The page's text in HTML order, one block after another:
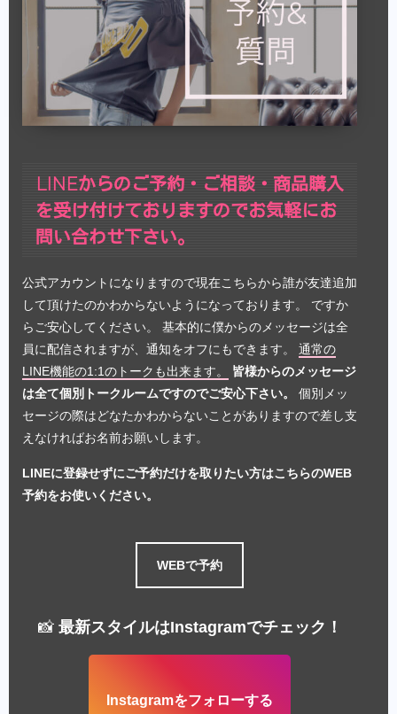
LINEからのご予約・ご相談・商品購入
を受け付けておりますのでお気軽にお
問い合わせ下さい。
公式アカウントになりますので現在こちらから誰が友達追加
して頂けたのかわからないようになっております。 ですか
らご安心してください。 基本的に僕からのメッセージは全
員に配信されますが、通知をオフにもできます。 通常の
LINE機能の1:1のトークも出来ます。
皆様からのメッセージ
は全て個別トークルームですのでご安心下さい。
個別メッ
セージの際はどなたかわからないことがありますので差し支
えなければお名前お願いします。
LINEに登録せずにご予約だけを取りたい方はこちらのWEB
予約をお使いください。
WEBで予約
📸 最新スタイルはInstagramでチェック！
Instagramをフォローする